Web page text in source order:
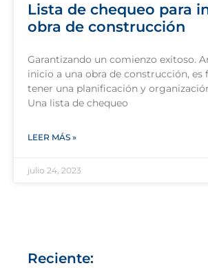
Lista de chequeo para
obra de construcción
Garantizando un comienzo exitoso.
inicio a una obra de construcción, es
tener una planificación y
Una lista de chequeo
LEER MÁS »
julio 24, 2023
Reciente: